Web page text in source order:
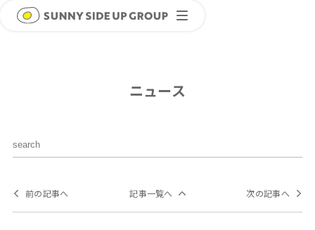
ニュース
前の記事へ 記事一覧へ 次の記事へ